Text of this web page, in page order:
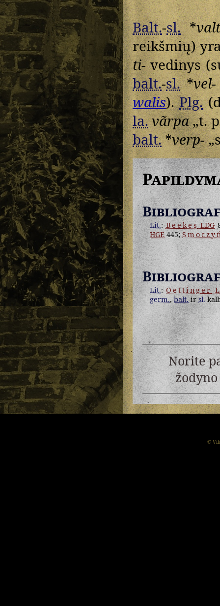
Balt.-sl.*
reikšmių)
ti-vedinys
balt.-sl.*vel-
walis).Plg.
la.vãrpa„t.
balt.*verp-
Lit.:BeekesEDG
HGE445;
Lit.:Oettinger
germ.,balt.irsl.
Norite
©